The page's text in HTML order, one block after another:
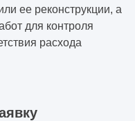
ее реконструкции, а
для контроля
расхода